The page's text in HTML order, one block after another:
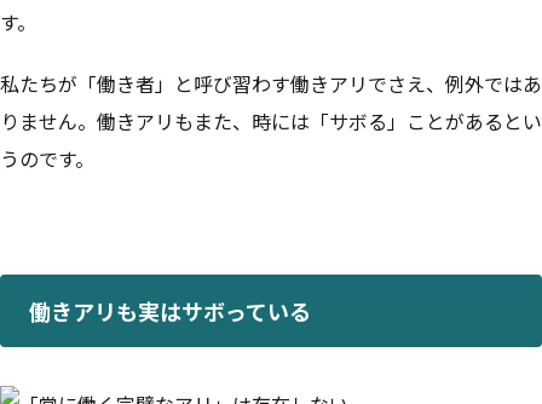
す。
私たちが「働き者」と呼び習わす働きアリでさえ、例外ではあ
りません。働きアリもまた、時には「サボる」ことがあるとい
うのです。
働きアリも実はサボっている